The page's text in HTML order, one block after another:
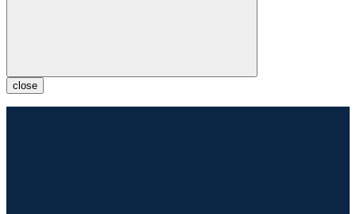
close